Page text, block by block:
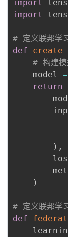
import
import
# 定义联邦学
def
# 构建模
    model
=
return
) ,
)
# 定义联邦学
def